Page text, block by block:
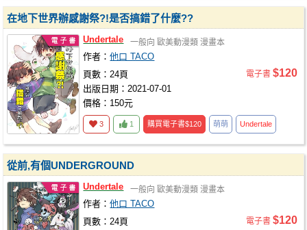
在地下世界辦感謝祭?!是否搞錯了什麼??
Undertale 一般向 歐美動漫類 漫畫本
作者：他口 TACO
頁數：24頁
出版日期：2021-07-01
價格：150元
電子書 $120
3 1 購買電子書$120 萌萌 Undertale
從前,有個UNDERGROUND
Undertale 一般向 歐美動漫類 漫畫本
作者：他口 TACO
頁數：24頁
電子書 $120